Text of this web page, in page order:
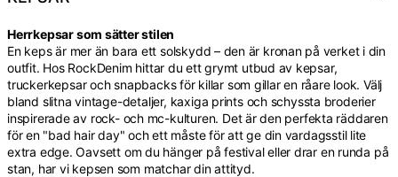
Herrkepsar som sätter stilen
En keps är mer än bara ett solskydd – den är kronan på verket i din
outfit. Hos RockDenim hittar du ett grymt utbud av kepsar,
truckerkepsar och snapbacks för killar som gillar en råare look. Välj
bland slitna vintage-detaljer, kaxiga prints och schyssta broderier
inspirerade av rock- och mc-kulturen. Det är den perfekta räddaren
för en "bad hair day" och ett måste för att ge din vardagsstil lite
extra edge. Oavsett om du hänger på festival eller drar en runda på
stan, har vi kepsen som matchar din attityd.